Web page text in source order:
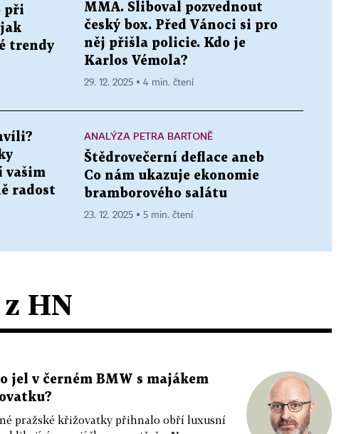
při
trendy
MMA. Sliboval pozvednout
český box. Před Vánoci si pro
něj přišla policie. Kdo je
Karlos Vémola?
29. 12. 2025 ▪ 4 min. čtení
vašim
radost
ANALÝZA PETRA BARTONĚ
Štědrovečerní deflace aneb
Co nám ukazuje ekonomie
bramborového salátu
23. 12. 2025 ▪ 5 min. čtení
HN
jel v černém BMW s majákem
pražské křižovatky přihnalo obří luxusní